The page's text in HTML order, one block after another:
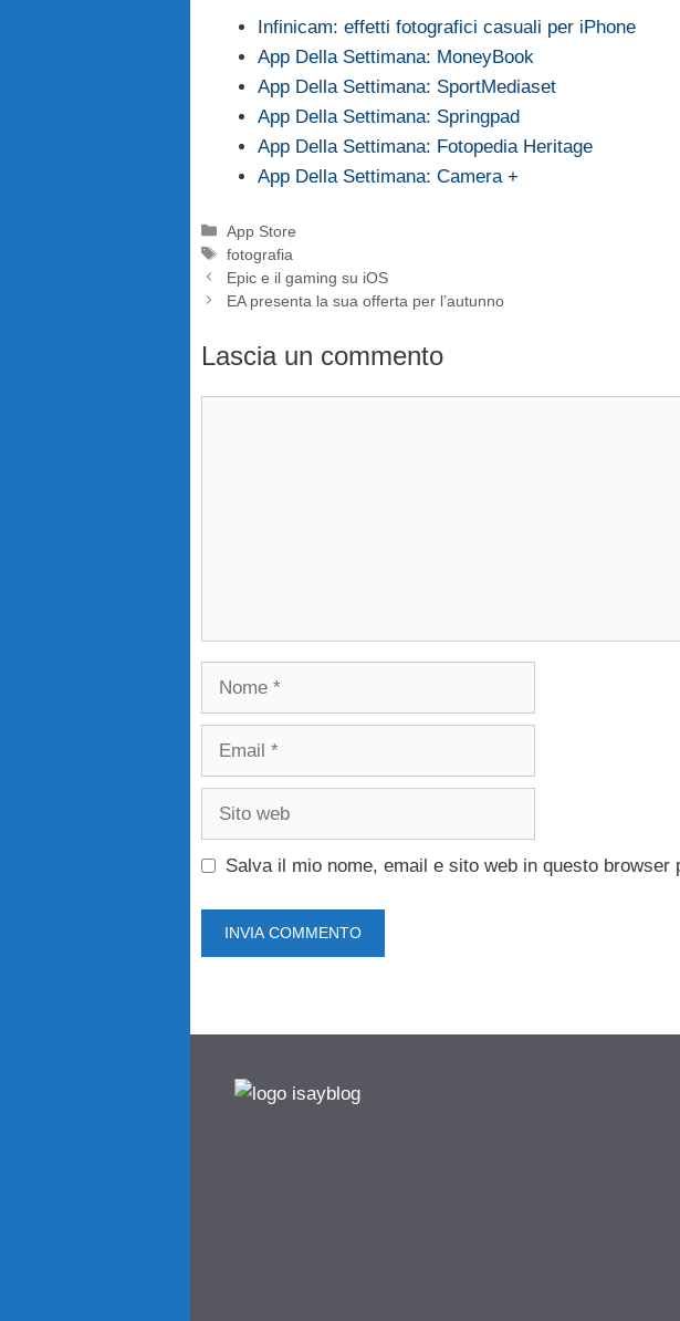
Infinicam: effetti fotografici casuali per iPhone
App Della Settimana: MoneyBook
App Della Settimana: SportMediaset
App Della Settimana: Springpad
App Della Settimana: Fotopedia Heritage
App Della Settimana: Camera +
Categorie
App Store
Tag
fotografia
Epic e il gaming su iOS
EA presenta la sua offerta per l’autunno
Lascia un commento
Nome
Email
Sito
Salva il mio nome, email e sito web in questo